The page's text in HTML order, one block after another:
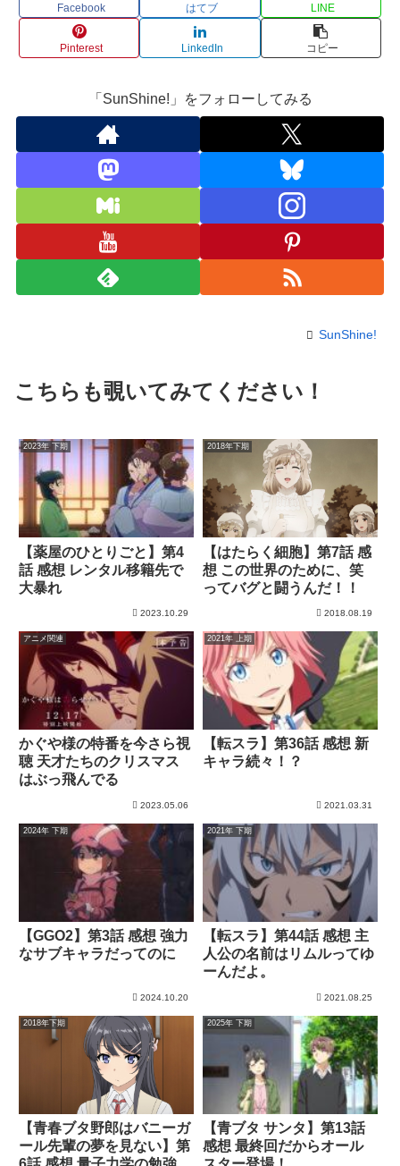
Facebook はてブ LINE
Pinterest LinkedIn コピー
「SunShine!」をフォローしてみる
SunShine!
こちらも覗いてみてください！
2023年 下期
【薬屋のひとりごと】第4
話 感想 レンタル移籍先で
大暴れ
2023.10.29
2018年下期
【はたらく細胞】第7話 感
想 この世界のために、笑
ってバグと闘うんだ！！
2018.08.19
アニメ関連
かぐや様の特番を今さら視
聴 天才たちのクリスマス
はぶっ飛んでる
2023.05.06
2021年 上期
【転スラ】第36話 感想 新
キャラ続々！？
2021.03.31
2024年 下期
【GGO2】第3話 感想 強力
なサブキャラだってのに
2024.10.20
2021年 下期
【転スラ】第44話 感想 主
人公の名前はリムルってゆ
ーんだよ。
2021.08.25
2018年下期
【青春ブタ野郎はバニーガ
ール先輩の夢を見ない】第
2025年 下期
【青ブタ サンタ】第13話
感想 最終回だからオール